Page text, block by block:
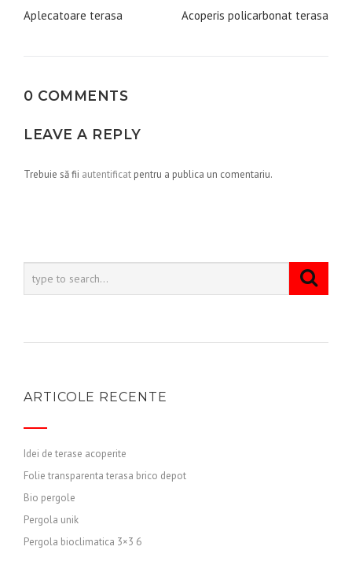
în
Aplecatoare terasa Acoperis policarbonat terasa
0 COMMENTS
LEAVE A REPLY
Trebuie să fii autentificat pentru a publica un comentariu.
ARTICOLE RECENTE
Idei de terase acoperite
Folie transparenta terasa brico depot
Bio pergole
Pergola unik
Pergola bioclimatica 3×3 6